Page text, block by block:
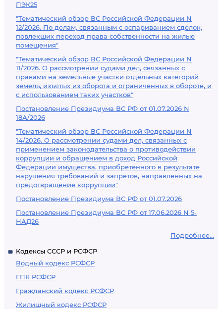
ПЭК25
"Тематический обзор ВС Российской Федерации N
12/2026. По делам, связанным с оспариванием сделок,
повлекших переход права собственности на жилые
помещения"
"Тематический обзор ВС Российской Федерации N
11/2026. О рассмотрении судами дел, связанных с
правами на земельные участки отдельных категорий
земель, изъятых из оборота и ограниченных в обороте, и
с использованием таких участков"
Постановление Президиума ВС РФ от 01.07.2026 N
18А/2026
"Тематический обзор ВС Российской Федерации N
14/2026. О рассмотрении судами дел, связанных с
применением законодательства о противодействии
коррупции и обращением в доход Российской
Федерации имущества, приобретенного в результате
нарушения требований и запретов, направленных на
предотвращение коррупции"
Постановление Президиума ВС РФ от 01.07.2026
Постановление Президиума ВС РФ от 17.06.2026 N 5-
НАД26
Подробнее...
Кодексы СССР и РСФСР
Водный кодекс РСФСР
ГПК РСФСР
Гражданский кодекс РСФСР
Жилищный кодекс РСФСР